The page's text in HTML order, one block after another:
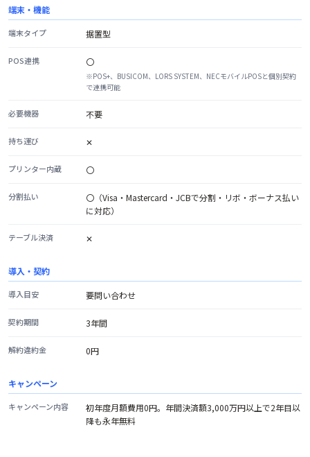
端末・機能
端末タイプ 据置型
POS連携 〇
※POS+、BUSICOM、LORS SYSTEM、NECモバイルPOSと個別契約
で連携可能
必要機器 不要
持ち運び ✕
プリンター内蔵 〇
分割払い
〇（Visa・Mastercard・JCBで分割・リボ・ボーナス払い
に対応）
テーブル決済 ✕
導入・契約
導入目安 要問い合わせ
契約期間 3年間
解約違約金 0円
キャンペーン
キャンペーン内容
初年度月額費用0円。年間決済額3,000万円以上で2年目以
降も永年無料